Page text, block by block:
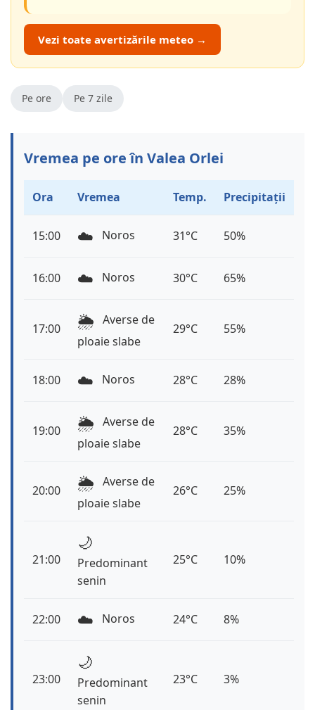
Vezi toate avertizările meteo →
Pe ore Pe 7 zile
Vremea pe ore în Valea Orlei
Ora Vremea Temp. Precipitații
15:00 ☁️ Noros 31°C 50%
16:00 ☁️ Noros 30°C 65%
17:00 🌦️ Averse de
ploaie slabe
29°C 55%
18:00 ☁️ Noros 28°C 28%
19:00 🌦️ Averse de
ploaie slabe
28°C 35%
20:00 🌦️ Averse de
ploaie slabe
26°C 25%
21:00
🌙
Predominant
senin
25°C 10%
22:00 ☁️ Noros 24°C 8%
23:00
🌙
Predominant
senin
23°C 3%